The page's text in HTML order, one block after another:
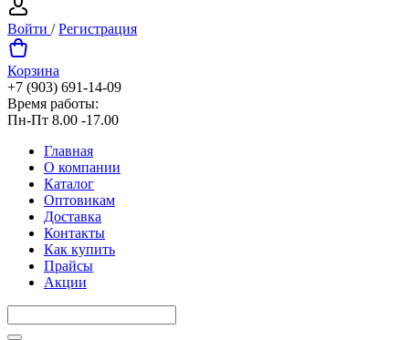
Войти /Регистрация
Корзина
+7 (903) 691-14-09
Время работы:
Пн-Пт 8.00 -17.00
Главная
О компании
Каталог
Оптовикам
Доставка
Контакты
Как купить
Прайсы
Акции